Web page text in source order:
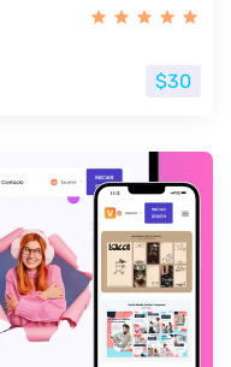
$30